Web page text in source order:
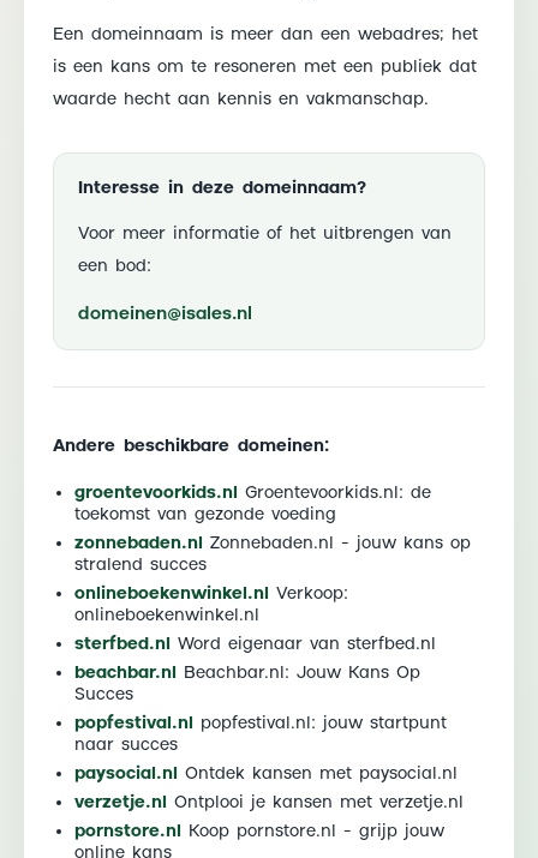
Een domeinnaam is meer dan een webadres; het
is een kans om te resoneren met een publiek dat
waarde hecht aan kennis en vakmanschap.
Interesse in deze domeinnaam?
Voor meer informatie of het uitbrengen van
een bod:
domeinen@isales.nl
Andere beschikbare domeinen:
groentevoorkids.nl
Groentevoorkids.nl: de
toekomst van gezonde voeding
zonnebaden.nl
Zonnebaden.nl - jouw kans op
stralend succes
onlineboekenwinkel.nl
Verkoop:
onlineboekenwinkel.nl
sterfbed.nl
Word eigenaar van sterfbed.nl
beachbar.nl
Beachbar.nl: Jouw Kans Op
Succes
popfestival.nl
popfestival.nl: jouw startpunt
naar succes
paysocial.nl
Ontdek kansen met paysocial.nl
verzetje.nl
Ontplooi je kansen met verzetje.nl
pornstore.nl
Koop pornstore.nl - grijp jouw
online kans